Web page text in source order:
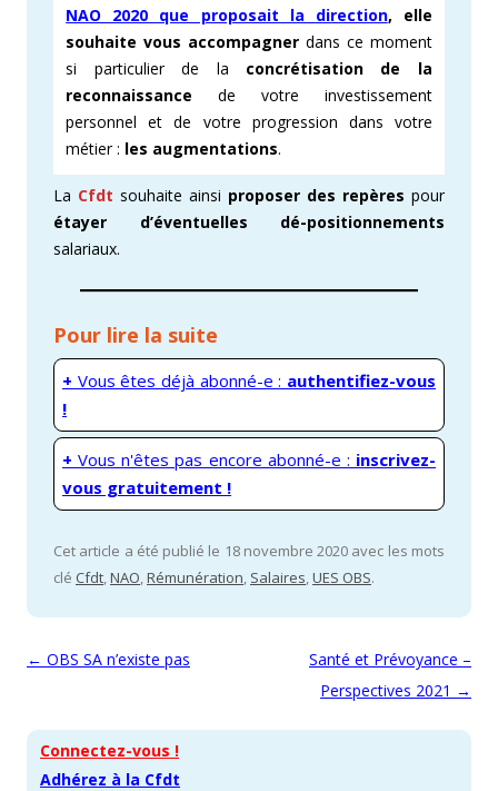
NAO 2020 que proposait la direction, elle
souhaite vous accompagner dans ce moment
si particulier de la concrétisation de la
reconnaissance de votre investissement
personnel et de votre progression dans votre
métier : les augmentations.
La Cfdt souhaite ainsi proposer des repères pour
étayer d’éventuelles dé-positionnements
salariaux.
Pour lire la suite
+ Vous êtes déjà abonné-e : authentifiez-vous
!
+ Vous n'êtes pas encore abonné-e : inscrivez-
vous gratuitement !
Cet article a été publié le 18 novembre 2020 avec les mots
clé Cfdt,NAO,Rémunération, Salaires,UES OBS.
Navigation des articles
← OBS SA n’existe pas
Santé et Prévoyance –
Perspectives 2021 →
Connectez-vous !
Adhérez à la Cfdt